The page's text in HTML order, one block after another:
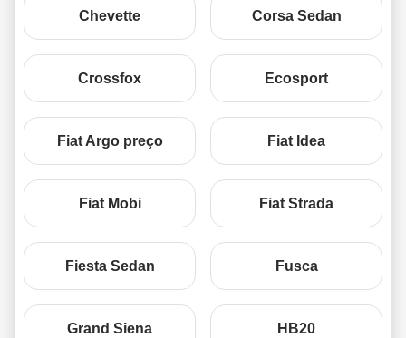
Chevette Corsa Sedan
Crossfox Ecosport
Fiat Argo preço Fiat Idea
Fiat Mobi Fiat Strada
Fiesta Sedan Fusca
Grand Siena HB20